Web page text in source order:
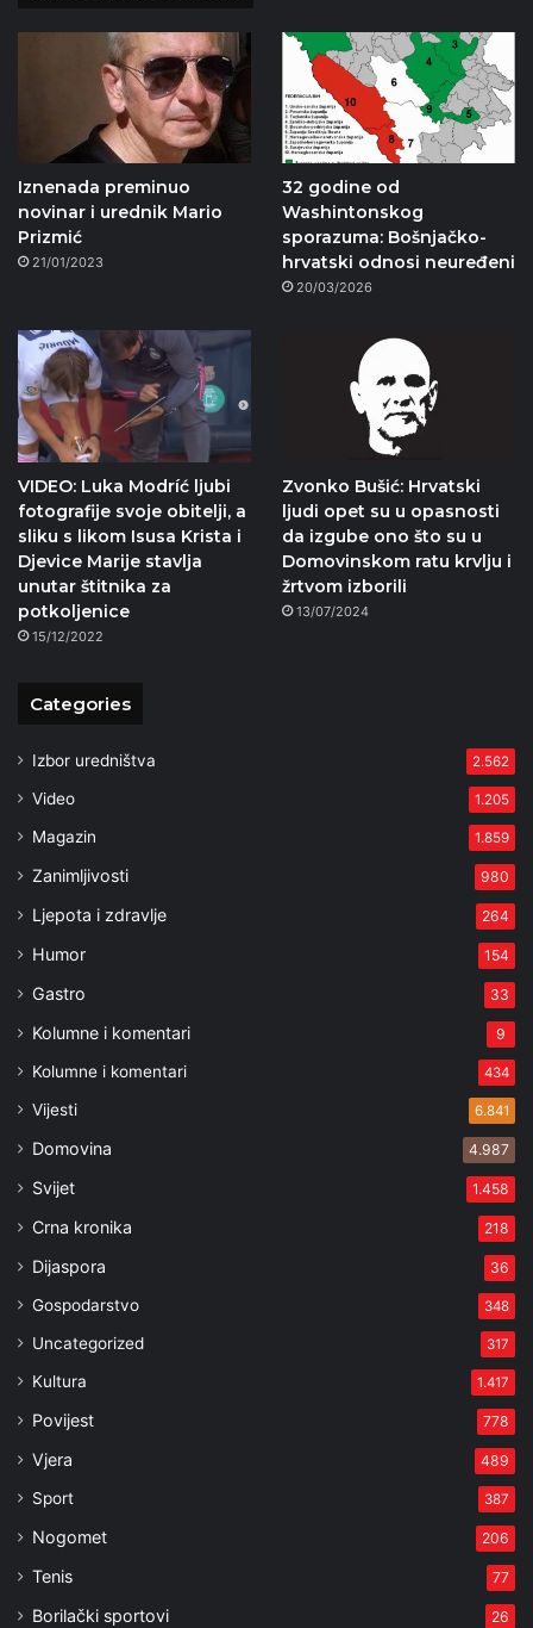
Iznenada preminuo
novinar i urednik Mario
Prizmić
21/01/2023
32 godine od
Washintonskog
sporazuma: Bošnjačko-
hrvatski odnosi neuređeni
20/03/2026
VIDEO: Luka Modríć ljubi
fotografije svoje obitelji, a
sliku s likom Isusa Krista i
Djevice Marije stavlja
unutar štitnika za
potkoljenice
15/12/2022
Zvonko Bušić: Hrvatski
ljudi opet su u opasnosti
da izgube ono što su u
Domovinskom ratu krvlju i
žrtvom izborili
13/07/2024
Categories
Izbor uredništva 2.562
Video 1.205
Magazin 1.859
Zanimljivosti 980
Ljepota i zdravlje 264
Humor 154
Gastro 33
Kolumne i komentari 9
Kolumne i komentari 434
Vijesti 6.841
Domovina 4.987
Svijet 1.458
Crna kronika 218
Dijaspora 36
Gospodarstvo 348
Uncategorized 317
Kultura 1.417
Povijest 778
Vjera 489
Sport 387
Nogomet 206
Tenis 77
Borilački sportovi 26